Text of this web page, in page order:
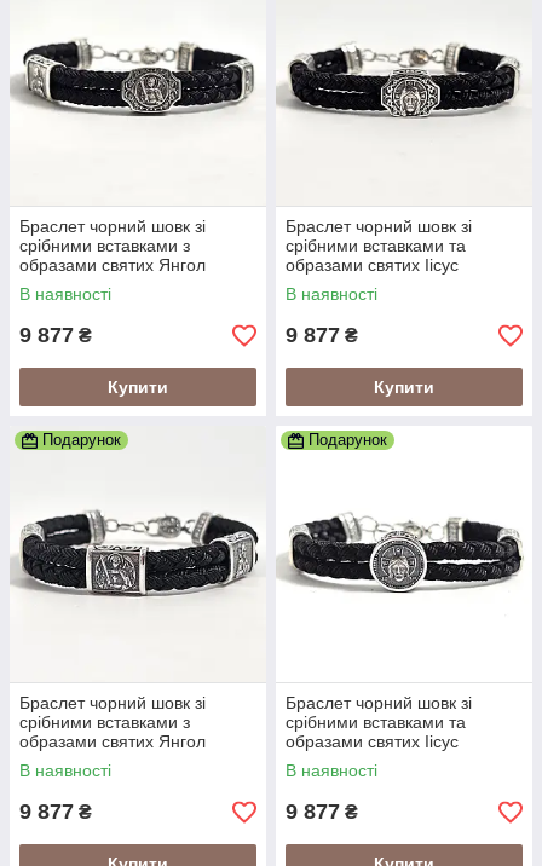
Браслет чорний шовк зі
срібними вставками з
образами святих Янгол
Охоронець
В наявності
9 877 ₴
Купити
Браслет чорний шовк зі
срібними вставками та
образами святих Іісус
Христос
В наявності
9 877 ₴
Купити
Подарунок
Браслет чорний шовк зі
срібними вставками з
образами святих Янгол
Охоронець
В наявності
9 877 ₴
Подарунок
Браслет чорний шовк зі
срібними вставками та
образами святих Іісус
Христос
В наявності
9 877 ₴